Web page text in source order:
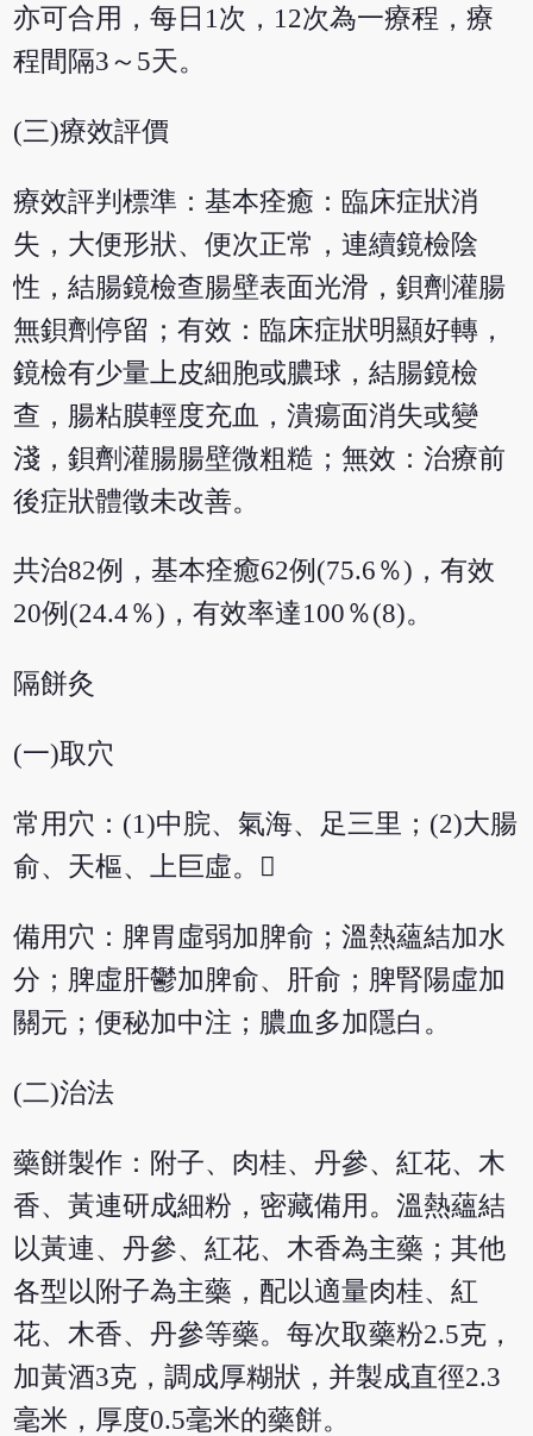
亦可合用，每日1次，12次為一療程，療
程間隔3～5天。
(三)療效評價
療效評判標準：基本痊癒：臨床症狀消
失，大便形狀、便次正常，連續鏡檢陰
性，結腸鏡檢查腸壁表面光滑，鋇劑灌腸
無鋇劑停留；有效：臨床症狀明顯好轉，
鏡檢有少量上皮細胞或膿球，結腸鏡檢
查，腸粘膜輕度充血，潰瘍面消失或變
淺，鋇劑灌腸腸壁微粗糙；無效：治療前
後症狀體徵未改善。
共治82例，基本痊癒62例(75.6％)，有效
20例(24.4％)，有效率達100％(8)。
隔餅灸
(一)取穴
常用穴：(1)中脘、氣海、足三里；(2)大腸
俞、天樞、上巨虛。
備用穴：脾胃虛弱加脾俞；溫熱蘊結加水
分；脾虛肝鬱加脾俞、肝俞；脾腎陽虛加
關元；便秘加中注；膿血多加隱白。
(二)治法
藥餅製作：附子、肉桂、丹參、紅花、木
香、黃連研成細粉，密藏備用。溫熱蘊結
以黃連、丹參、紅花、木香為主藥；其他
各型以附子為主藥，配以適量肉桂、紅
花、木香、丹參等藥。每次取藥粉2.5克，
加黃酒3克，調成厚糊狀，并製成直徑2.3
毫米，厚度0.5毫米的藥餅。